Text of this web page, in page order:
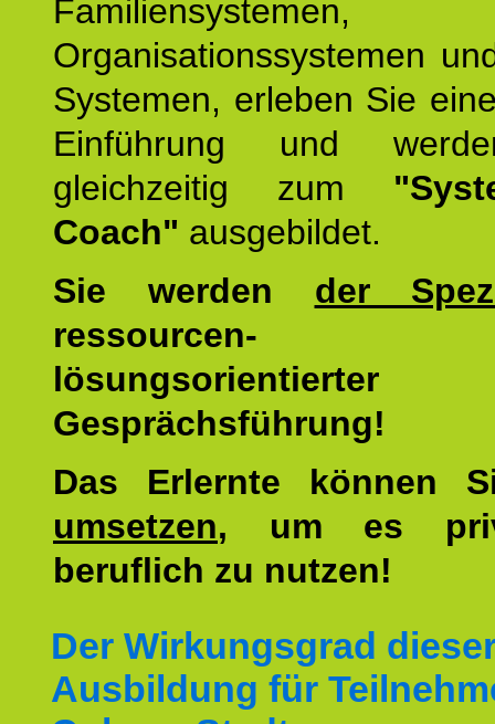
Familiensystemen,
Organisationssystemen
Systemen, erleben Sie
Einführung und
gleichzeitig zum
Coach" ausgebildet.
Sie werden der
lösungsorientierter
Gesprächsführung!
Das Erlernte können
umsetzen, um es
beruflich zu nutzen!
Der Wirkungsgrad
Ausbildung für